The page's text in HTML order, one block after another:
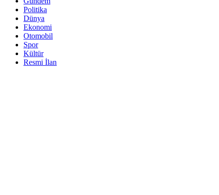
Politika
Dünya
Ekonomi
Otomobil
Spor
Kültür
Resmi İlan